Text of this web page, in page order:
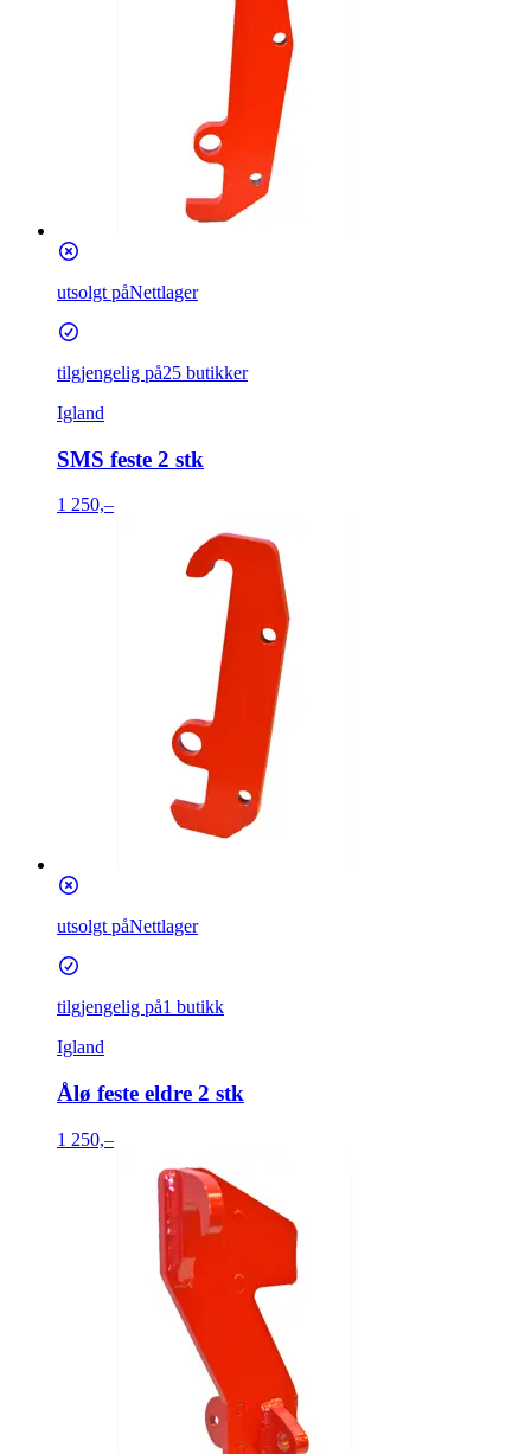
utsolgt påNettlager
tilgjengelig på25 butikker
Igland
SMS feste 2 stk
1 250,–
utsolgt påNettlager
tilgjengelig på1 butikk
Igland
Ålø feste eldre 2 stk
1 250,–